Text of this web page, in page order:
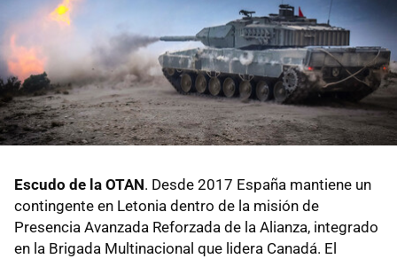
Escudo de la OTAN. Desde 2017 España mantiene un
contingente en Letonia dentro de la misión de
Presencia Avanzada Reforzada de la Alianza, integrado
en la Brigada Multinacional que lidera Canadá. El